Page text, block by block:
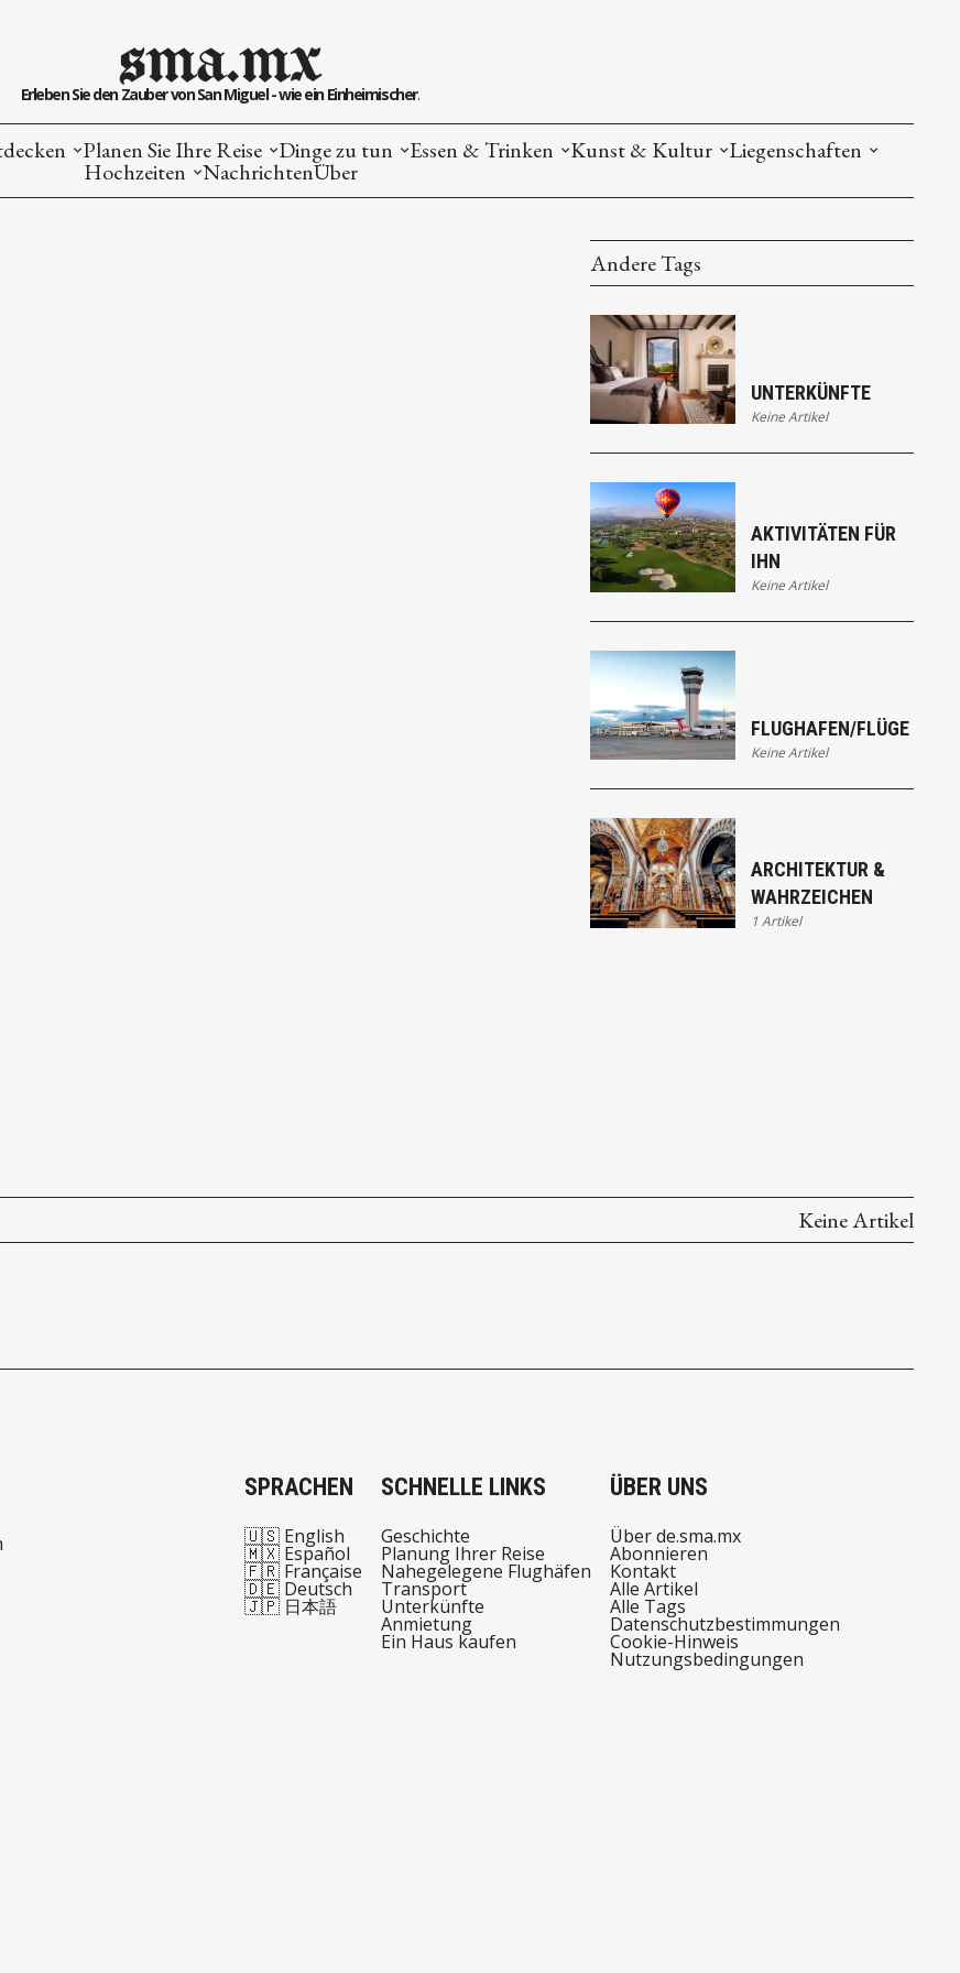
sma.mx
Erleben Sie den Zauber von San Miguel - wie ein Einheimischer.
Planen Sie Ihre Reise Dinge zu tun Essen & Trinken Kunst & Kultur Liegenschaften
Hochzeiten NachrichtenÜber
Andere Tags
UNTERKÜNFTE
Keine Artikel
AKTIVITÄTEN FÜR
IHN
Keine Artikel
FLUGHAFEN/FLÜGE
Keine Artikel
ARCHITEKTUR &
WAHRZEICHEN
1 Artikel
Keine Artikel
SPRACHEN
🇺🇸 English
🇲🇽 Español
🇫🇷 Française
🇩🇪 Deutsch
🇯🇵 日本語
SCHNELLE LINKS
Geschichte
Planung Ihrer Reise
Nahegelegene Flughäfen
Transport
Unterkünfte
Anmietung
Ein Haus kaufen
ÜBER UNS
Über de.sma.mx
Abonnieren
Kontakt
Alle Artikel
Alle Tags
Datenschutzbestimmungen
Cookie-Hinweis
Nutzungsbedingungen